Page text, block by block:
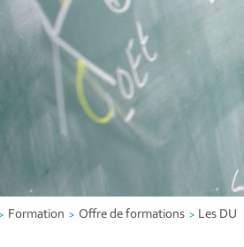
Formation Offre de formations Les DU